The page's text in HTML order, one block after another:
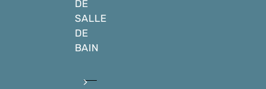
DE
SALLE
DE
BAIN